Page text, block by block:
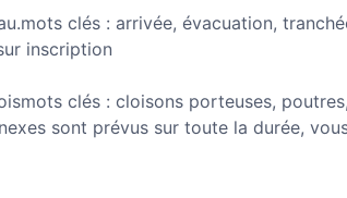
clés : arrivée, évacuation,
inscription
clés : cloisons porteuses,
sont prévus sur toute la durée,